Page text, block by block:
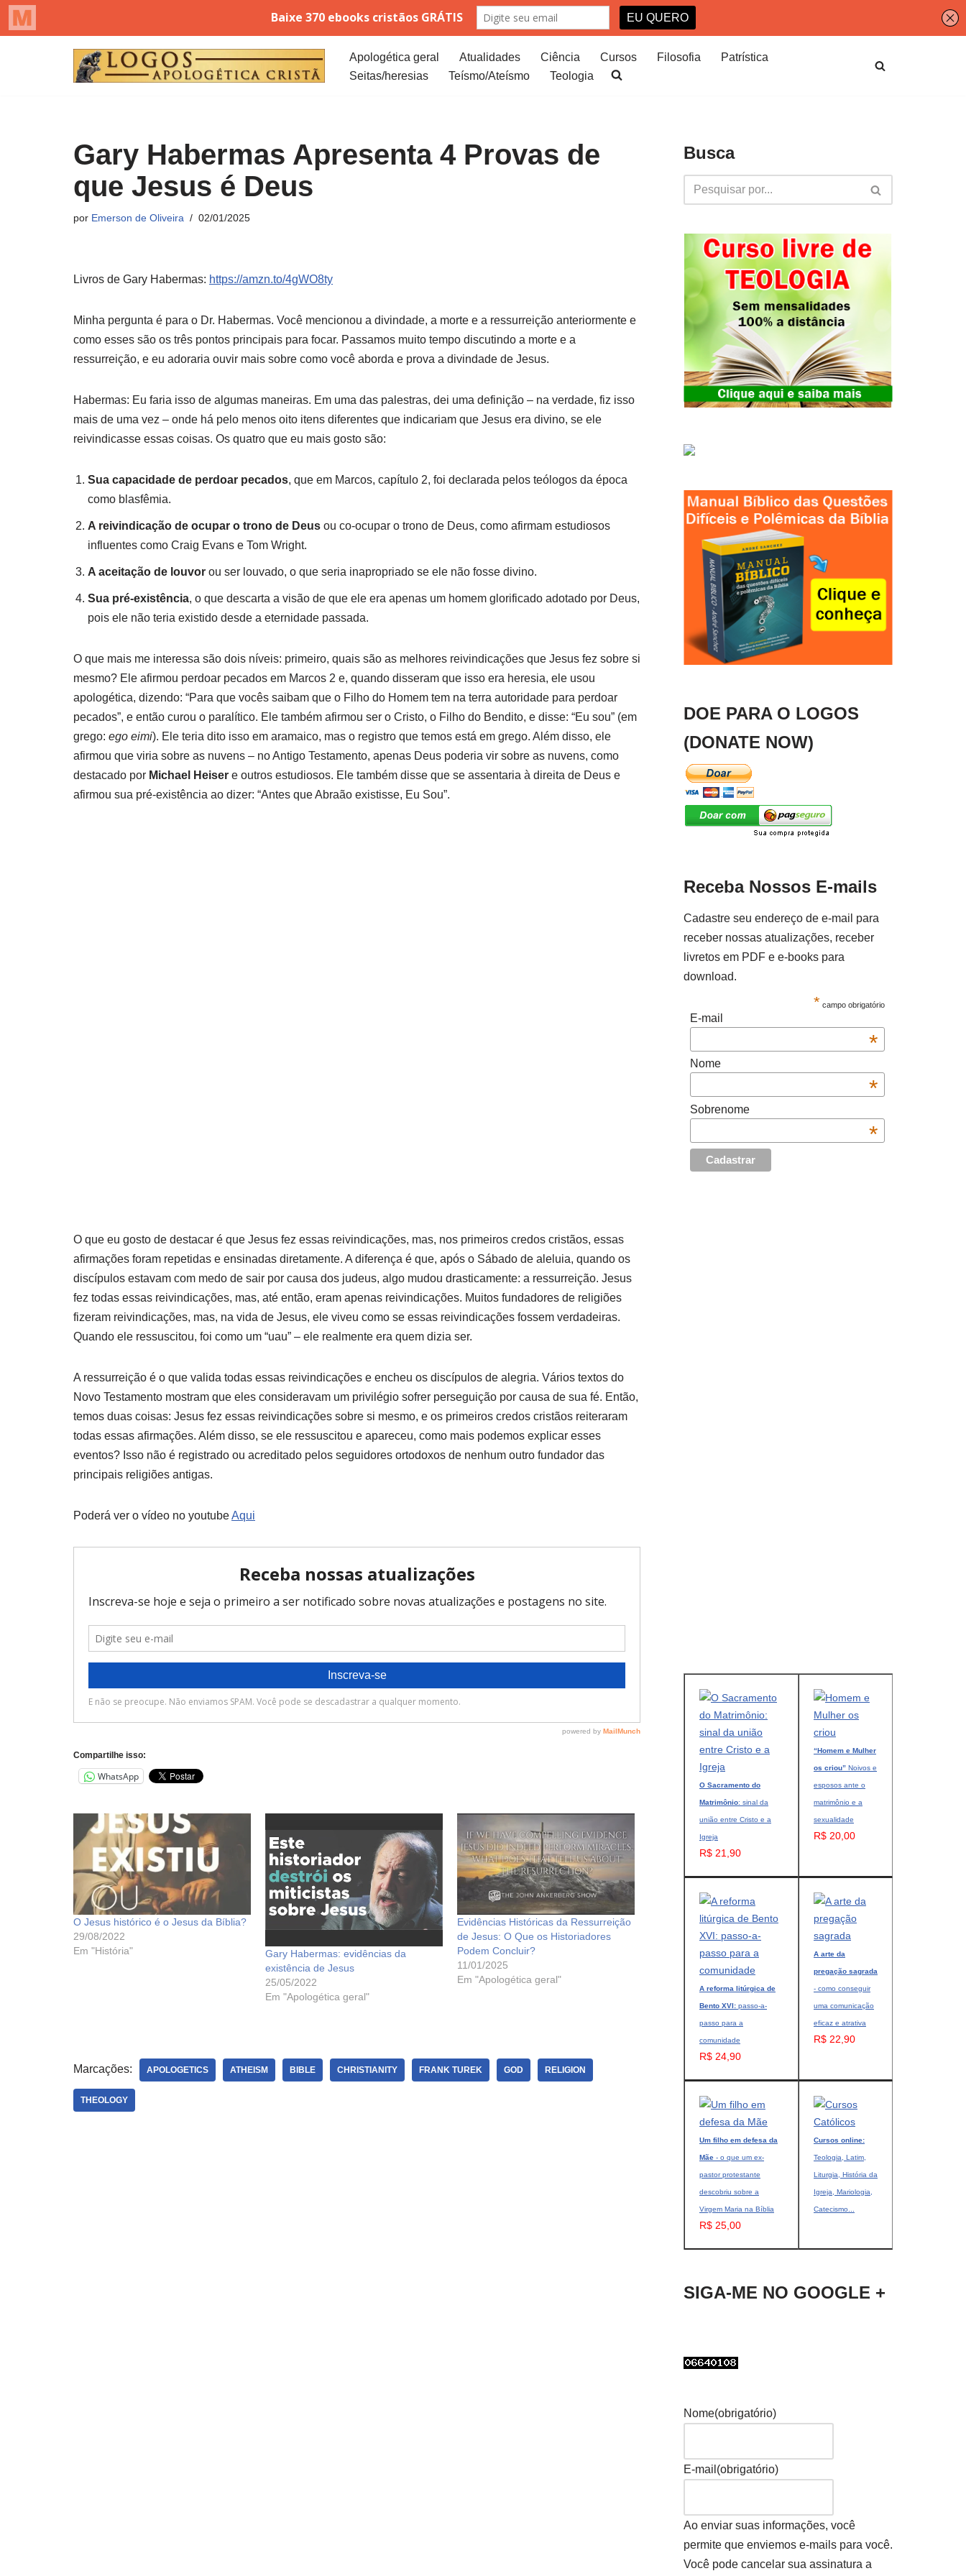
Apologética geral Atualidades Ciência Cursos Filosofia
Patrística
Seitas/heresias
Teísmo/Ateísmo Teologia
Gary Habermas Apresenta 4 Provas de
que Jesus é Deus
por Emerson de Oliveira 02/01/2025
Livros de Gary Habermas: https://amzn.to/4gWO8ty
Minha pergunta é para o Dr. Habermas. Você mencionou a divindade, a morte e a ressurreição anteriormente e
como esses são os três pontos principais para focar. Passamos muito tempo discutindo a morte e a
ressurreição, e eu adoraria ouvir mais sobre como você aborda e prova a divindade de Jesus.
Habermas: Eu faria isso de algumas maneiras. Em uma das palestras, dei uma definição – na verdade, fiz isso
mais de uma vez – onde há pelo menos oito itens diferentes que indicariam que Jesus era divino, se ele
reivindicasse essas coisas. Os quatro que eu mais gosto são:
Sua capacidade de perdoar pecados, que em Marcos, capítulo 2, foi declarada pelos teólogos da época
como blasfêmia.
A reivindicação de ocupar o trono de Deus ou co-ocupar o trono de Deus, como afirmam estudiosos
influentes como Craig Evans e Tom Wright.
A aceitação de louvor ou ser louvado, o que seria inapropriado se ele não fosse divino.
Sua pré-existência, o que descarta a visão de que ele era apenas um homem glorificado adotado por Deus,
pois ele não teria existido desde a eternidade passada.
O que mais me interessa são dois níveis: primeiro, quais são as melhores reivindicações que Jesus fez sobre si
mesmo? Ele afirmou perdoar pecados em Marcos 2 e, quando disseram que isso era heresia, ele usou
apologética, dizendo: “Para que vocês saibam que o Filho do Homem tem na terra autoridade para perdoar
pecados”, e então curou o paralítico. Ele também afirmou ser o Cristo, o Filho do Bendito, e disse: “Eu sou” (em
grego: ego eimi). Ele teria dito isso em aramaico, mas o registro que temos está em grego. Além disso, ele
afirmou que viria sobre as nuvens – no Antigo Testamento, apenas Deus poderia vir sobre as nuvens, como
destacado por Michael Heiser e outros estudiosos. Ele também disse que se assentaria à direita de Deus e
afirmou sua pré-existência ao dizer: “Antes que Abraão existisse, Eu Sou”.
O que eu gosto de destacar é que Jesus fez essas reivindicações, mas, nos primeiros credos cristãos, essas
afirmações foram repetidas e ensinadas diretamente. A diferença é que, após o Sábado de aleluia, quando os
discípulos estavam com medo de sair por causa dos judeus, algo mudou drasticamente: a ressurreição. Jesus
fez todas essas reivindicações, mas, até então, eram apenas reivindicações. Muitos fundadores de religiões
fizeram reivindicações, mas, na vida de Jesus, ele viveu como se essas reivindicações fossem verdadeiras.
Quando ele ressuscitou, foi como um “uau” – ele realmente era quem dizia ser.
A ressurreição é o que valida todas essas reivindicações e encheu os discípulos de alegria. Vários textos do
Novo Testamento mostram que eles consideravam um privilégio sofrer perseguição por causa de sua fé. Então,
temos duas coisas: Jesus fez essas reivindicações sobre si mesmo, e os primeiros credos cristãos reiteraram
todas essas afirmações. Além disso, se ele ressuscitou e apareceu, como mais podemos explicar esses
eventos? Isso não é registrado ou acreditado pelos seguidores ortodoxos de nenhum outro fundador das
principais religiões antigas.
Poderá ver o vídeo no youtubeAqui
Compartilhe isso:
WhatsApp
O Jesus histórico é o Jesus da Bíblia?
29/08/2022
Em "História"
Gary Habermas: evidências da
existência de Jesus
25/05/2022
Em "Apologética geral"
Evidências Históricas da Ressurreição
de Jesus: O Que os Historiadores
Podem Concluir?
11/01/2025
Em "Apologética geral"
Marcações: APOLOGETICS ATHEISM BIBLE CHRISTIANITY FRANK TUREK GOD RELIGION
THEOLOGY
Busca
DOE PARA O LOGOS
(DONATE NOW)
Receba Nossos E-mails
Cadastre seu endereço de e-mail para
receber nossas atualizações, receber
livretos em PDF e e-books para
download.
* campo obrigatório
E-mail
*
Nome
*
Sobrenome
*
O Sacramento do
Matrimônio: sinal da
união entre Cristo e a
Igreja
R$ 21,90
“Homem e Mulher
os criou” Noivos e
esposos ante o
matrimônio e a
sexualidade
R$ 20,00
A reforma litúrgica de
Bento XVI: passo-a-
passo para a
comunidade
R$ 24,90
A arte da
pregação sagrada
- como conseguir
uma comunicação
eficaz e atrativa
R$ 22,90
Um filho em defesa da
Mãe - o que um ex-
pastor protestante
descobriu sobre a
Virgem Maria na Bíblia
R$ 25,00
Cursos online:
Teologia, Latim,
Liturgia, História da
Igreja, Mariologia,
Catecismo...
SIGA-ME NO GOOGLE +
Nome(obrigatório)
E-mail (obrigatório)
Ao enviar suas informações, você
permite que enviemos e-mails para você.
Você pode cancelar sua assinatura a